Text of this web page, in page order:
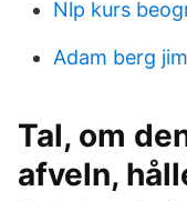
Nlp kurs
Adam berg
Tal, om
afveln,